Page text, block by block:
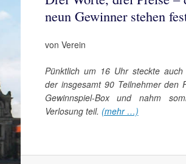
neun Gewinner stehen
von Verein
Pünktlich um 16 Uhr steckte auch
der insgesamt 90 Teilnehmer den
Gewinnspiel-Box und nahm
Verlosung teil. (mehr …)